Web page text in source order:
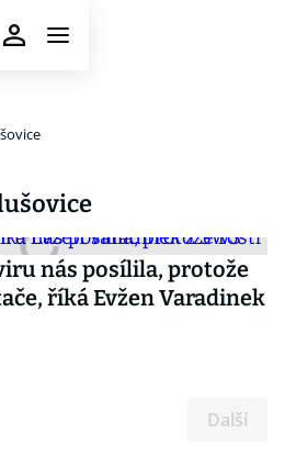
nás posílila, protože
říká Evžen Varadinek
Další